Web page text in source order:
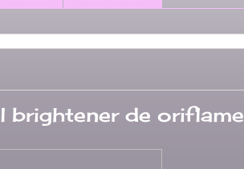
brightener de oriflame